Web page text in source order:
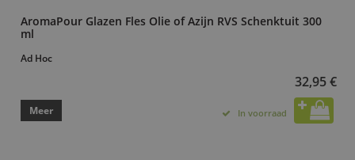
AromaPour Glazen Fles Olie of Azijn RVS Schenktuit 300
ml
Ad Hoc
32,95 €
Meer In voorraad